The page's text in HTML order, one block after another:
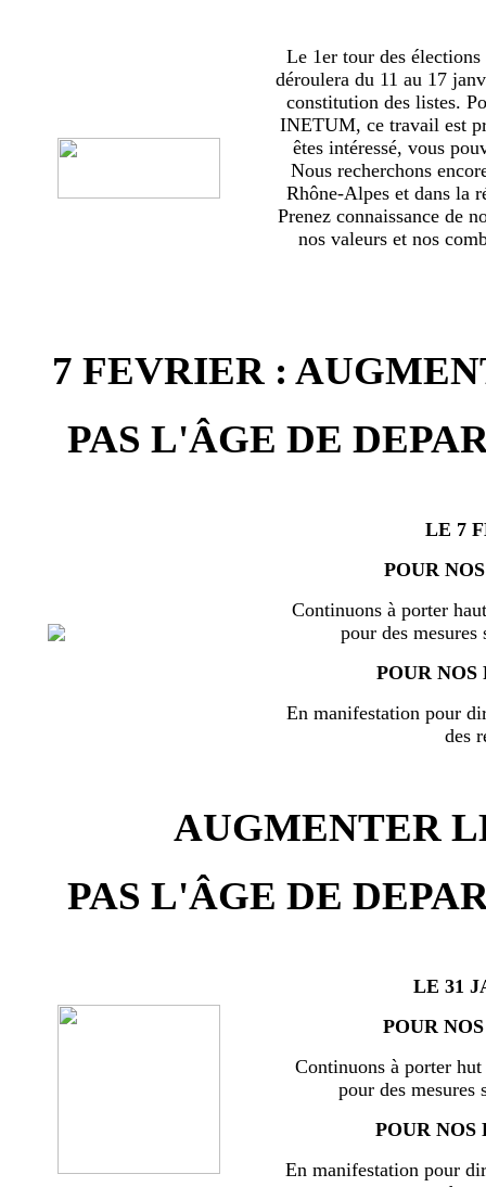
Le 1er tour des
déroulera du 11 au 17
constitution des listes.
INETUM, ce travail est
êtes intéressé, vous
Nous recherchons
Rhône-Alpes et dans la
Prenez connaissance de
nos valeurs et nos
7 FEVRIER :
PAS L'ÂGE DE
LE 7
POUR
Continuons à porter
pour des
POUR
En manifestation pour
des
AUGMENTER
PAS L'ÂGE DE
LE 31
POUR
Continuons à porter
pour des mesures
POUR NOS
En manifestation pour